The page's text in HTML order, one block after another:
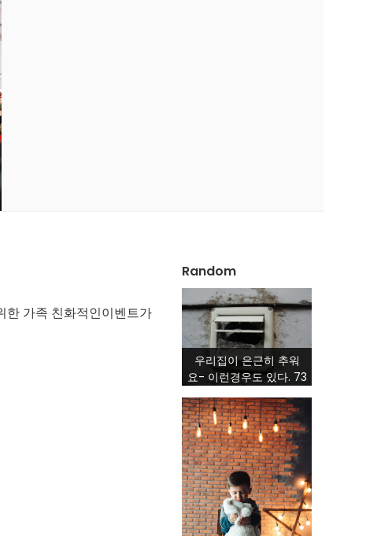
한 가족 친화적인이벤트가
Random
우리집이 은근히 추워
요- 이런경우도 있다. 73